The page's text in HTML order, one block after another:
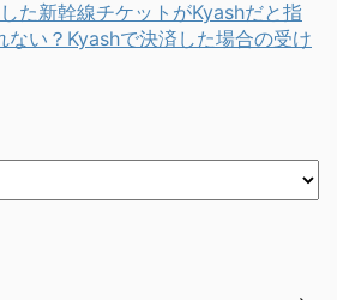
た新幹線チケットがKyashだと指
ない？Kyashで決済した場合の受け